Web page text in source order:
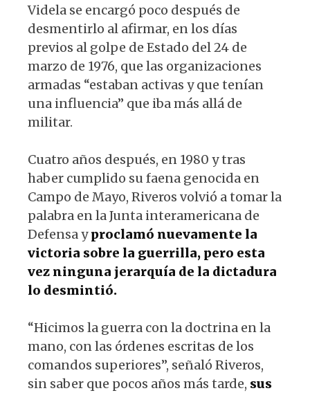
Videla se encargó poco después de
desmentirlo al afirmar, en los días
previos al golpe de Estado del 24 de
marzo de 1976, que las organizaciones
armadas “estaban activas y que tenían
una influencia” que iba más allá de
militar.
Cuatro años después, en 1980 y tras
haber cumplido su faena genocida en
Campo de Mayo, Riveros volvió a tomar la
palabra en la Junta interamericana de
Defensa yproclamó nuevamente la
victoria sobre la guerrilla, pero esta
vez ninguna jerarquía de la dictadura
lo desmintió.
“Hicimos la guerra con la doctrina en la
mano, con las órdenes escritas de los
comandos superiores”, señaló Riveros,
sin saber que pocos años más tarde, sus